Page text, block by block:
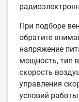
При подборе
обратите
напряжение
мощность, тип
скорость
управления
условий